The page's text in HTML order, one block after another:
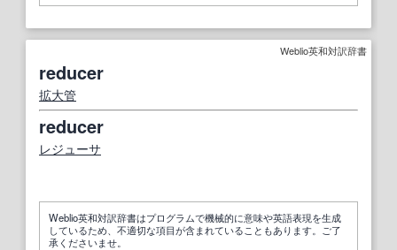
Weblio英和対訳辞書
reducer
拡大管
reducer
レジューサ
Weblio英和対訳辞書はプログラムで機械的に意味や英語表現を生成
しているため、不適切な項目が含まれていることもあります。ご了
承くださいませ。